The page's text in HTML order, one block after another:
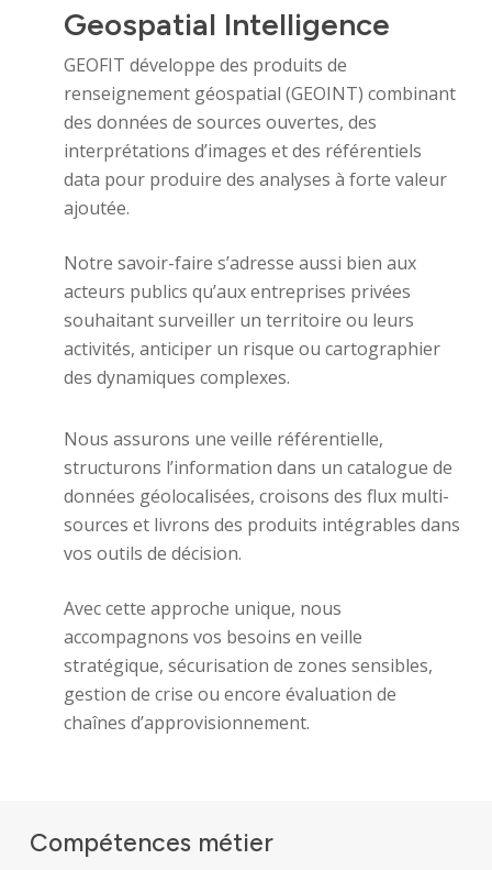
Geospatial Intelligence
GEOFIT développe des produits de
renseignement géospatial (GEOINT) combinant
des données de sources ouvertes, des
interprétations d’images et des référentiels
data pour produire des analyses à forte valeur
ajoutée.
Notre savoir-faire s’adresse aussi bien aux
acteurs publics qu’aux entreprises privées
souhaitant surveiller un territoire ou leurs
activités, anticiper un risque ou cartographier
des dynamiques complexes.
Nous assurons une veille référentielle,
structurons l’information dans un catalogue de
données géolocalisées, croisons des flux multi-
sources et livrons des produits intégrables dans
vos outils de décision.
Avec cette approche unique, nous
accompagnons vos besoins en veille
stratégique, sécurisation de zones sensibles,
gestion de crise ou encore évaluation de
chaînes d’approvisionnement.
Compétences métier